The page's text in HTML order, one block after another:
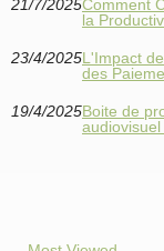
21/7/2025Comment
la
23/4/2025L'Impact
des
19/4/2025Boite de